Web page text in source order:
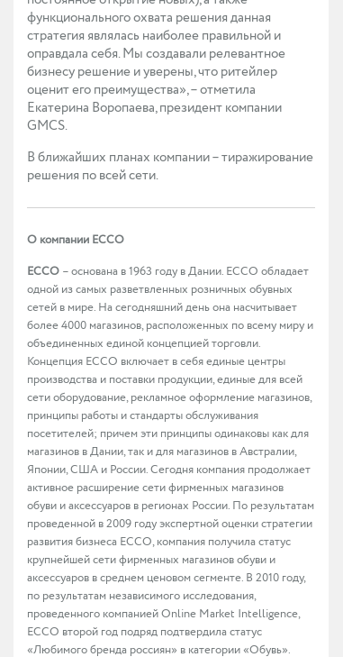
функционального охвата решения данная
стратегия являлась наиболее правильной и
оправдала себя. Мы создавали релевантное
бизнесу решение и уверены, что ритейлер
оценит его преимущества», – отметила
Екатерина Воропаева, президент компании
GMCS.
В ближайших планах компании – тиражирование
решения по всей сети.
О компании ECCO
ECCO – основана в 1963 году в Дании. ЕССО обладает
одной из самых разветвленных розничных обувных
сетей в мире. На сегодняшний день она насчитывает
более 4000 магазинов, расположенных по всему миру и
объединенных единой концепцией торговли.
Концепция ЕССО включает в себя единые центры
производства и поставки продукции, единые для всей
сети оборудование, рекламное оформление магазинов,
принципы работы и стандарты обслуживания
посетителей; причем эти принципы одинаковы как для
магазинов в Дании, так и для магазинов в Австралии,
Японии, США и России. Сегодня компания продолжает
активное расширение сети фирменных магазинов
обуви и аксессуаров в регионах России. По результатам
проведенной в 2009 году экспертной оценки стратегии
развития бизнеса ECCO, компания получила статус
крупнейшей сети фирменных магазинов обуви и
аксессуаров в среднем ценовом сегменте. В 2010 году,
по результатам независимого исследования,
проведенного компанией Online Market Intelligence,
ECCO второй год подряд подтвердила статус
«Любимого бренда россиян» в категории «Обувь».